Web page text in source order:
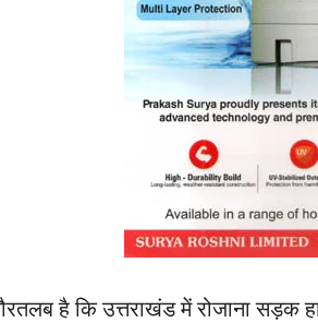
है कि उत्तराखंड में रोजाना सड़क